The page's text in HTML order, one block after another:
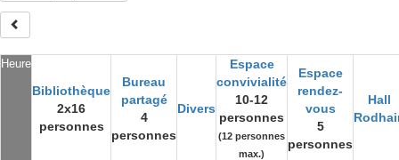
Heure
Bibliothèque
2x16
personnes
Bureau
partagé
4
personnes
Divers
Espace
convivialité
10-12
personnes
(12 personnes
max.)
Espace
rendez-
vous
5
personnes
Hall